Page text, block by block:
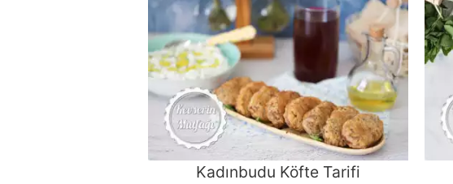
Kadınbudu Köfte Tarifi